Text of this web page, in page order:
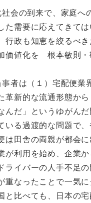
会の到来で、家庭
た需要に応えてきて
行政も知恵を絞るべ
価値化を 根本敏則・
者は（１）宅配便
革新的な流通形態か
んだ」というゆがん
いる過渡的な問題で
田舎の両親が都会
が利用を始め、企業
ライバーの人手不足
重なったことで一気に
比べても、日本の